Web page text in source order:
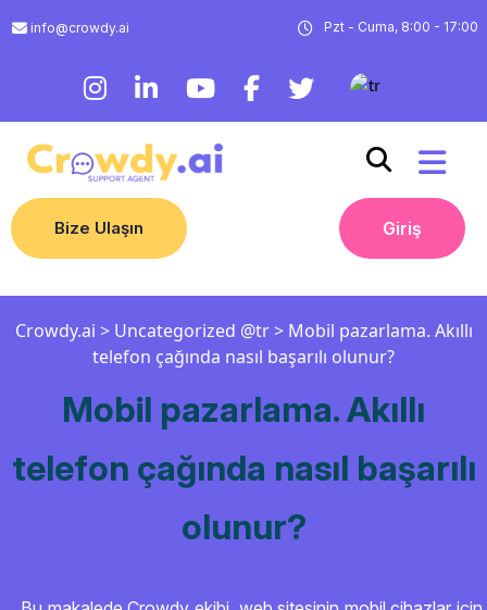
info@crowdy.ai Pzt - Cuma, 8:00 - 17:00
Bize Ulaşın Giriş
Crowdy.ai > Uncategorized @tr> Mobil pazarlama. Akıllı
telefon çağında nasıl başarılı olunur?
Mobil pazarlama. Akıllı
telefon çağında nasıl başarılı
olunur?